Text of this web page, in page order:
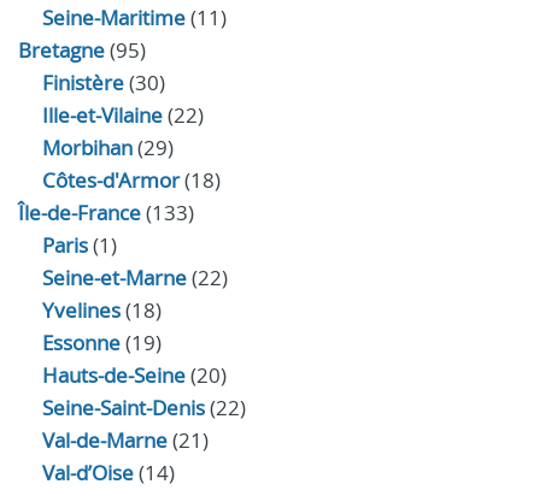
Seine-Maritime(11)
Bretagne(95)
Finistère(30)
Ille-et-Vilaine(22)
Morbihan(29)
Côtes-d'Armor(18)
Île-de-France(133)
Paris(1)
Seine-et-Marne(22)
Yvelines(18)
Essonne(19)
Hauts-de-Seine(20)
Seine-Saint-Denis(22)
Val-de-Marne(21)
Val-d’Oise(14)